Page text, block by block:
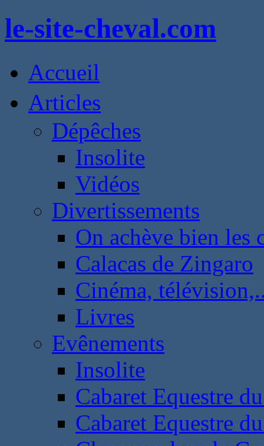
le-site-cheval.com
Accueil
Articles
Dépêches
Insolite
Vidéos
Divertissements
On achève bien les
Calacas de Zingaro
Cinéma,
Livres
Evênements
Insolite
Cabaret Equestre
Cabaret Equestre